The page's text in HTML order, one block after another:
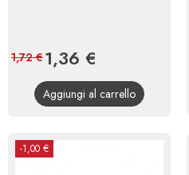
Prezzo
1,36 €
base
1,72 €
Aggiungi al carrello
-1,00 €